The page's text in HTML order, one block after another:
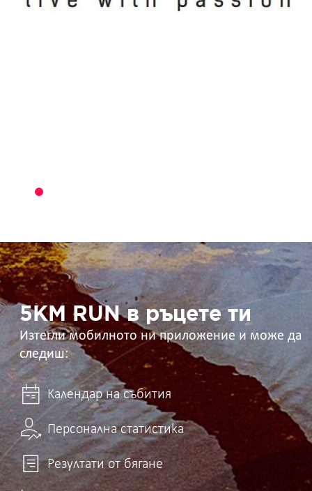
5KM
RUN
в
ръцете
ти 5KM RUN в ръцете ти
Изтегли мобилното ни приложение и може да
следиш:
Календар на събития
Персонална статистика
Резултати от бягане